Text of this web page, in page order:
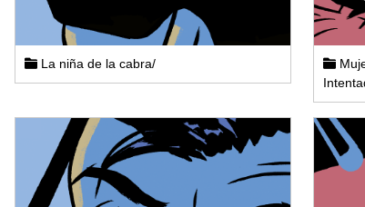
La niña de la cabra/